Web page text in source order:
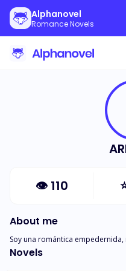
Alphanovel
Romance Novels
👁 110
About me
Soy una romántica
Novels